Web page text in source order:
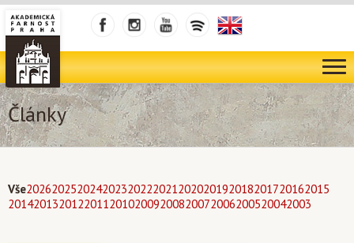
Články
Vše202620252024202320222021202020192018201720162015
201420132012201120102009200820072006200520042003